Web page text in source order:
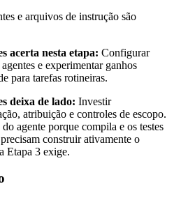
e arquivos de instrução são
acerta nesta etapa: Configurar
e experimentar ganhos
para tarefas rotineiras.
deixa de lado: Investir
atribuição e controles de escopo.
agente porque compila e os testes
construir ativamente o
Etapa 3 exige.